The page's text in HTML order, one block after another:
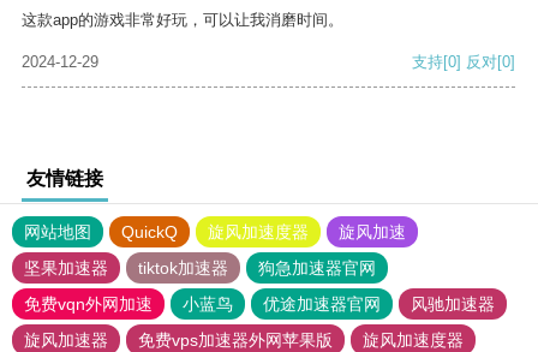
这款app的游戏非常好玩，可以让我消磨时间。
2024-12-29 支持[0] 反对[0]
友情链接
网站地图 QuickQ 旋风加速度器
旋风加速
坚果加速器
tiktok加速器
狗急加速器官网
免费vqn外网加速
小蓝鸟 优途加速器官网
风驰加速器
旋风加速器
免费vps加速器外网苹果版
旋风加速度器